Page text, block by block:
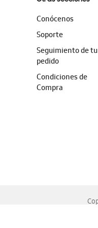
Conócenos
Soporte
Seguimiento de tu
pedido
Condiciones de
Compra